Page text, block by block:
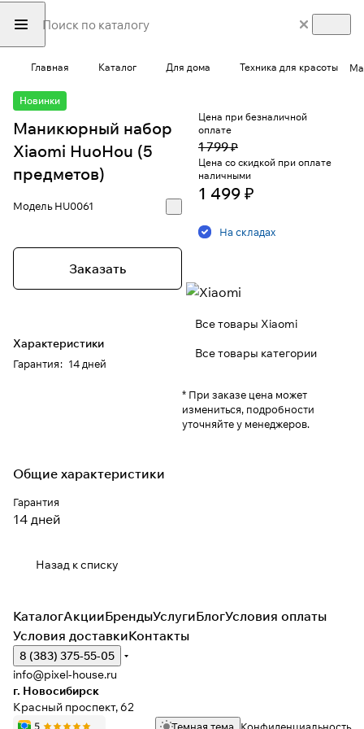
Главная Каталог Для дома Техника для красоты
Новинки
Маникюрный набор
Xiaomi HuoHou (5
предметов)
МодельHU0061
Заказать
Характеристики
Гарантия: 14 дней
Цена при безналичной
оплате
1 799 ₽
Цена со скидкой при оплате
наличными
1 499 ₽
На складах
Все товары Xiaomi
Все товары категории
* При заказе цена может
измениться, подробности
уточняйте у менеджеров.
Общие характеристики
Гарантия
14 дней
Назад к списку
КаталогАкцииБрендыУслугиБлогУсловия оплаты
Условия доставкиКонтакты
8 (383) 375-55-05
info@pixel-house.ru
г. Новосибирск
Красный проспект, 62